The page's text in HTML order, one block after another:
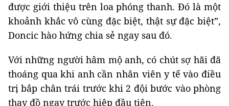
được giới thiệu trên loa phóng thanh. Đó là một
khoảnh khắc vô cùng đặc biệt, thật sự đặc biệt”,
Doncic hào hứng chia sẻ ngay sau đó.
Với những người hâm mộ anh, có chút sợ hãi đã
thoáng qua khi anh cần nhân viên y tế vào điều
trị bắp chân trái trước khi 2 đội bước vào phòng
thay đồ ngay trước hiệp đầu tiên.